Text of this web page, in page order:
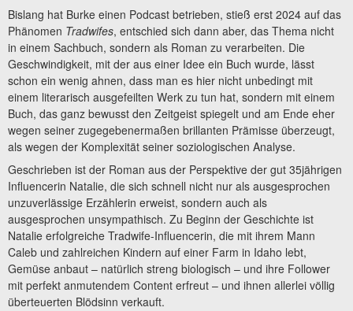
Bislang hat Burke einen Podcast betrieben, stieß erst 2024 auf das
Phänomen Tradwifes, entschied sich dann aber, das Thema nicht
in einem Sachbuch, sondern als Roman zu verarbeiten. Die
Geschwindigkeit, mit der aus einer Idee ein Buch wurde, lässt
schon ein wenig ahnen, dass man es hier nicht unbedingt mit
einem literarisch ausgefeilten Werk zu tun hat, sondern mit einem
Buch, das ganz bewusst den Zeitgeist spiegelt und am Ende eher
wegen seiner zugegebenermaßen brillanten Prämisse überzeugt,
als wegen der Komplexität seiner soziologischen Analyse.
Geschrieben ist der Roman aus der Perspektive der gut 35jährigen
Influencerin Natalie, die sich schnell nicht nur als ausgesprochen
unzuverlässige Erzählerin erweist, sondern auch als
ausgesprochen unsympathisch. Zu Beginn der Geschichte ist
Natalie erfolgreiche Tradwife-Influencerin, die mit ihrem Mann
Caleb und zahlreichen Kindern auf einer Farm in Idaho lebt,
Gemüse anbaut – natürlich streng biologisch – und ihre Follower
mit perfekt anmutendem Content erfreut – und ihnen allerlei völlig
überteuerten Blödsinn verkauft.